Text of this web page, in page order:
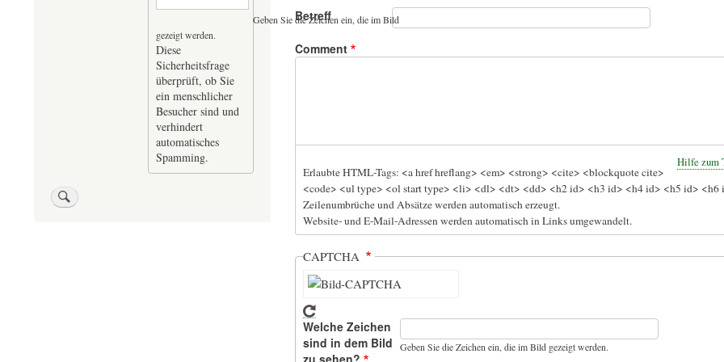
Betreff
Comment
Hilfe zum
Erlaubte HTML-Tags: <a href hreflang> <em> <strong> <cite> <blockquote cite>
<code> <ul type> <ol start type> <li> <dl> <dt> <dd> <h2 id> <h3 id> <h4 id> <h5 id> <h6
Zeilenumbrüche und Absätze werden automatisch erzeugt.
Website- und E-Mail-Adressen werden automatisch in Links umgewandelt.
CAPTCHA
Welche Zeichen
sind in dem Bild
zu sehen?
Geben Sie die Zeichen ein, die im Bild gezeigt werden.
Geben Sie die Zeichen ein, die im Bild
gezeigt werden.
Diese
Sicherheitsfrage
überprüft, ob Sie
ein menschlicher
Besucher sind und
verhindert
automatisches
Spamming.